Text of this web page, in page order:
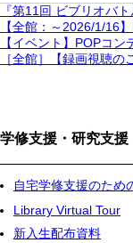
『第11回 ビブリオバ
【全館：～2026/1/16
【イベント】POPコ
［全館］【録画視聴
ジ
り
学修支援・研究支援
自宅学修支援のため
Library Virtual Tour
新入生配布資料